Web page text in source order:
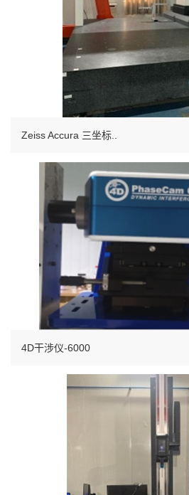
Zeiss Accura 三坐标..
4D干涉仪-6000